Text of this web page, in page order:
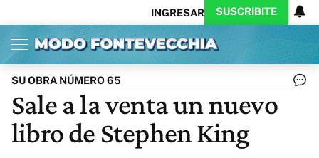
INGRESAR SUSCRIBITE
Inicio Ahora
Opinión
Política
Ciencia
Protagonistas
Cultura
Arte
Educación
Internacional
Clima
Deportes
CARAS
Exitoina
Turismo
Actualidad
SU OBRA NÚMERO 65
Sale a la venta un nuevo
libro de Stephen King